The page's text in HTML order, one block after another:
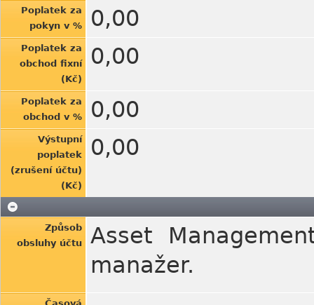
Poplatek za
pokyn v %
0,00
Poplatek za
obchod fixní
(Kč)
0,00
Poplatek za
obchod v %
0,00
Výstupní
poplatek
(zrušení účtu)
(Kč)
0,00
Způsob
obsluhy účtu
Asset
manažer.